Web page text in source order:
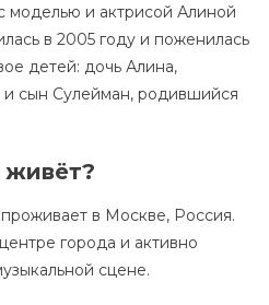
моделью и актрисой Алиной
в 2005 году и поженилась
детей: дочь Алина,
сын Сулейман, родившийся
живёт?
в Москве, Россия.
города и активно
сцене.